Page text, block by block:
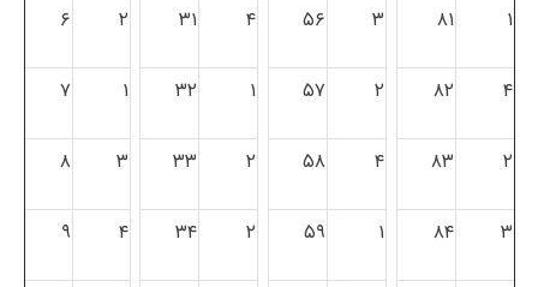
۱ ۸۱ ۳ ۵۶ ۴ ۳۱ ۲ ۶
۴ ۸۲ ۲ ۵۷ ۱ ۳۲ ۱ ۷
۲ ۸۳ ۴ ۵۸ ۲ ۳۳ ۳ ۸
۳ ۸۴ ۱ ۵۹ ۲ ۳۴ ۴ ۹